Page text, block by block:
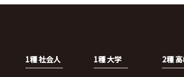
1種 社会人 1種 大学 2種